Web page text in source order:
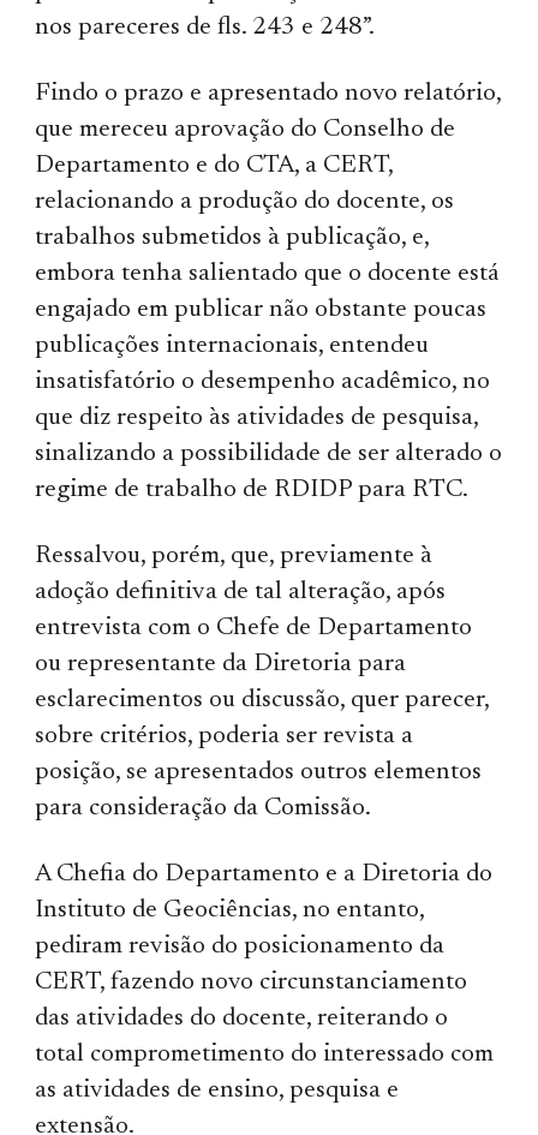
nos pareceres de fls. 243 e 248”.
Findo o prazo e apresentado novo relatório,
que mereceu aprovação do Conselho de
Departamento e do CTA, a CERT,
relacionando a produção do docente, os
trabalhos submetidos à publicação, e,
embora tenha salientado que o docente está
engajado em publicar não obstante poucas
publicações internacionais, entendeu
insatisfatório o desempenho acadêmico, no
que diz respeito às atividades de pesquisa,
sinalizando a possibilidade de ser alterado o
regime de trabalho de RDIDP para RTC.
Ressalvou, porém, que, previamente à
adoção definitiva de tal alteração, após
entrevista com o Chefe de Departamento
ou representante da Diretoria para
esclarecimentos ou discussão, quer parecer,
sobre critérios, poderia ser revista a
posição, se apresentados outros elementos
para consideração da Comissão.
A Chefia do Departamento e a Diretoria do
Instituto de Geociências, no entanto,
pediram revisão do posicionamento da
CERT, fazendo novo circunstanciamento
das atividades do docente, reiterando o
total comprometimento do interessado com
as atividades de ensino, pesquisa e
extensão.